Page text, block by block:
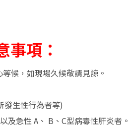
事項：
候，如現場久候敬請見諒。
發生性行為者等)
及急性 A、 B、C型病毒性肝炎者。